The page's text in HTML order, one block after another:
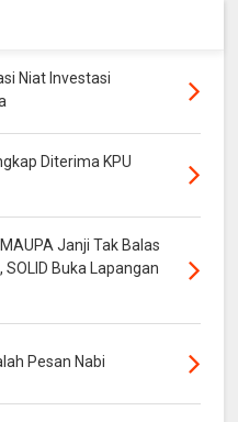
Niat Investasi
Diterima KPU
Janji Tak Balas
Buka Lapangan
Pesan Nabi